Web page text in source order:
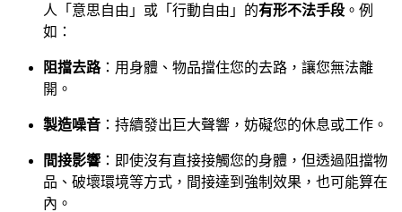
人「意思自由」或「行動自由」的有形不法手段 。例
如：
阻擋去路：用身體、物品擋住您的去路，讓您無法離
開。
製造噪音 ：持續發出巨大聲響，妨礙您的休息或工作。
間接影響 ：即使沒有直接接觸您的身體，但透過阻擋物
品、破壞環境等方式，間接達到強制效果，也可能算在
內。